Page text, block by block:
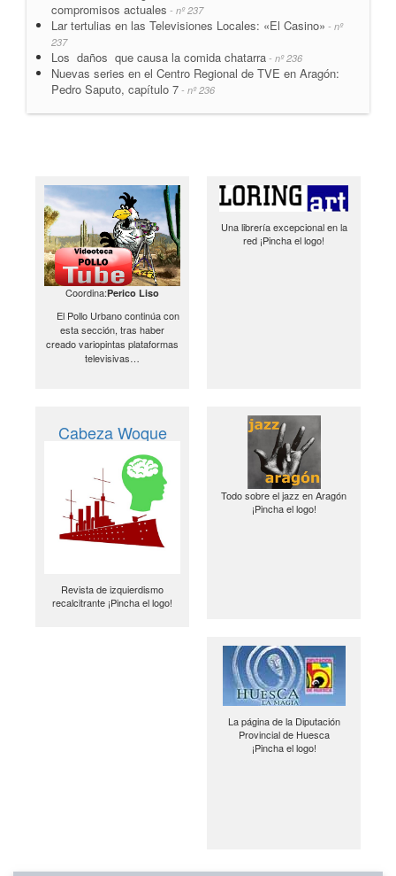
compromisos actuales - nº 237
Lar tertulias en las Televisiones Locales: «El Casino» - nº
237
Los daños que causa la comida chatarra - nº 236
Nuevas series en el Centro Regional de TVE en Aragón:
Pedro Saputo, capítulo 7 - nº 236
Coordina:Perico Liso
El Pollo Urbano continúa con
esta sección, tras haber
creado variopintas plataformas
televisivas…
Una librería excepcional en la
red ¡Pincha el logo!
Cabeza Woque
Revista de izquierdismo
recalcitrante ¡Pincha el logo!
Todo sobre el jazz en Aragón
¡Pincha el logo!
La página de la Diputación
Provincial de Huesca
¡Pincha el logo!